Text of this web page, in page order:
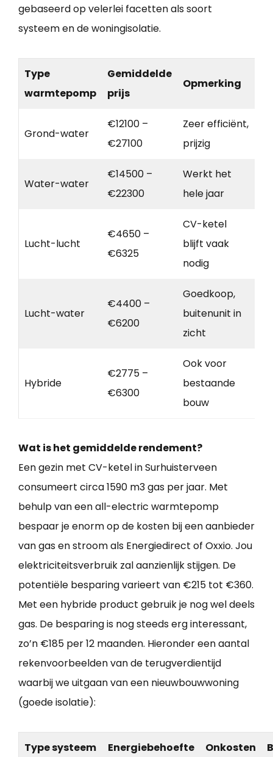
gebaseerd op velerlei facetten als soort
systeem en de woningisolatie.
Type
warmtepomp
Gemiddelde
prijs
Opmerking
Grond-water
€12100 –
€27100
Zeer efficiënt,
prijzig
Water-water
€14500 –
€22300
Werkt het
hele jaar
Lucht-lucht
€4650 –
€6325
CV-ketel
blijft vaak
nodig
Lucht-water
€4400 –
€6200
Goedkoop,
buitenunit in
zicht
Hybride
€2775 –
€6300
Ook voor
bestaande
bouw
Wat is het gemiddelde rendement?
Een gezin met CV-ketel in Surhuisterveen
consumeert circa 1590 m3 gas per jaar. Met
behulp van een all-electric warmtepomp
bespaar je enorm op de kosten bij een aanbieder
van gas en stroom als Energiedirect of Oxxio. Jou
elektriciteitsverbruik zal aanzienlijk stijgen. De
potentiële besparing varieert van €215 tot €360.
Met een hybride product gebruik je nog wel deels
gas. De besparing is nog steeds erg interessant,
zo’n €185 per 12 maanden. Hieronder een aantal
rekenvoorbeelden van de terugverdientijd
waarbij we uitgaan van een nieuwbouwwoning
(goede isolatie):
Type systeem Energiebehoefte Onkosten